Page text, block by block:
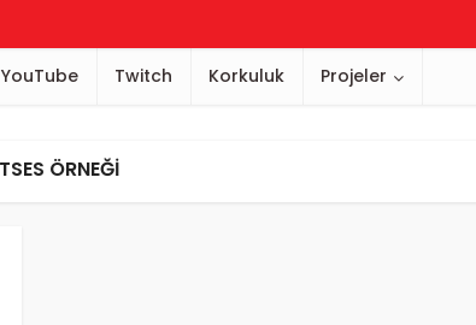
YouTube Twitch Korkuluk Projeler
ÖRNEĞI